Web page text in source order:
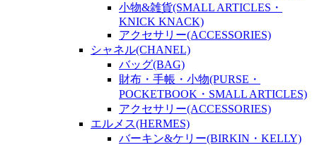
小物&雑貨(SMALL ARTICLES・
KNICK KNACK)
アクセサリー(ACCESSORIES)
シャネル(CHANEL)
バッグ(BAG)
財布・手帳・小物(PURSE・
POCKETBOOK・SMALL ARTICLES)
アクセサリー(ACCESSORIES)
エルメス(HERMES)
バーキン&ケリー(BIRKIN・KELLY)